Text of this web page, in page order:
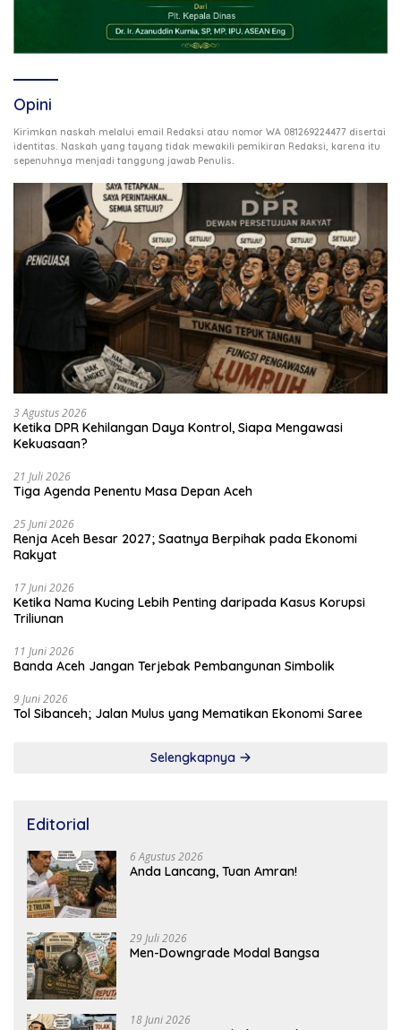
Opini
Kirimkan naskah melalui email Redaksi atau nomor WA 081269224477 disertai
identitas. Naskah yang tayang tidak mewakili pemikiran Redaksi, karena itu
sepenuhnya menjadi tanggung jawab Penulis
3 Agustus 2026
Ketika DPR Kehilangan Daya Kontrol, Siapa Mengawasi
Kekuasaan?
21 Juli 2026
Tiga Agenda Penentu Masa Depan Aceh
25 Juni 2026
Renja Aceh Besar 2027; Saatnya Berpihak pada Ekonomi
Rakyat
17 Juni 2026
Ketika Nama Kucing Lebih Penting daripada Kasus Korupsi
Triliunan
11 Juni 2026
Banda Aceh Jangan Terjebak Pembangunan Simbolik
9 Juni 2026
Tol Sibanceh; Jalan Mulus yang Mematikan Ekonomi Saree
Selengkapnya
Editorial
6 Agustus 2026
Anda Lancang, Tuan Amran!
29 Juli 2026
Men-Downgrade Modal Bangsa
18 Juni 2026